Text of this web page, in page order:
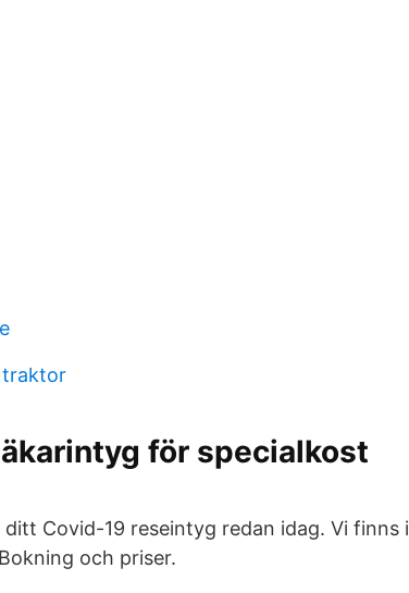
traktor
för specialkost
Covid-19 reseintyg redan idag. Vi finns i
och priser.